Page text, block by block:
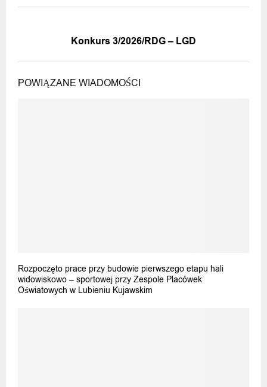
Konkurs 3/2026/RDG – LGD
POWIĄZANE WIADOMOŚCI
Rozpoczęto prace przy budowie pierwszego etapu hali
widowiskowo – sportowej przy Zespole Placówek
Oświatowych w Lubieniu Kujawskim